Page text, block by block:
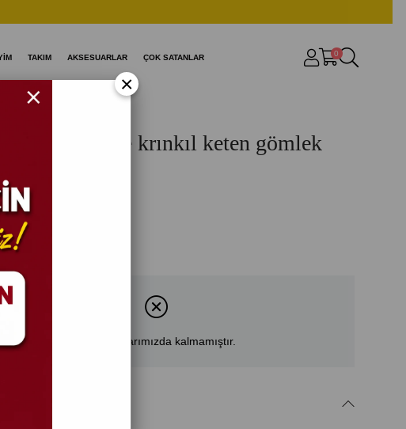
TAKIM AKSESUARLAR ÇOK SATANLAR 0
Oversize krınkıl keten gömlek
(GM54740)
Ürün stoklarımızda kalmamıştır.
×